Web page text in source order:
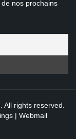
nos prochains
rights reserved.
| Webmail